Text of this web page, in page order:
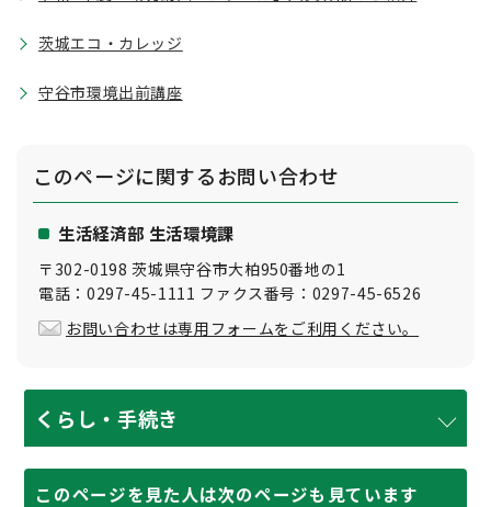
茨城エコ・カレッジ
守谷市環境出前講座
このページに関するお問い合わせ
生活経済部 生活環境課
〒302-0198 茨城県守谷市大柏950番地の1
電話：0297-45-1111 ファクス番号：0297-45-6526
お問い合わせは専用フォームをご利用ください。
くらし・手続き
このページを見た人は次のページも見ています